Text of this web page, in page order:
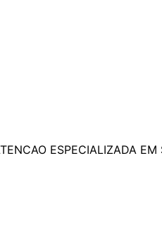
ESPECIALIZADA EM